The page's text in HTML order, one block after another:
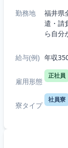
勤務地
福井県
遣・請
ら自分
R&D（
給与(例) 年収
雇用形態
正社員
寮タイプ
社員寮